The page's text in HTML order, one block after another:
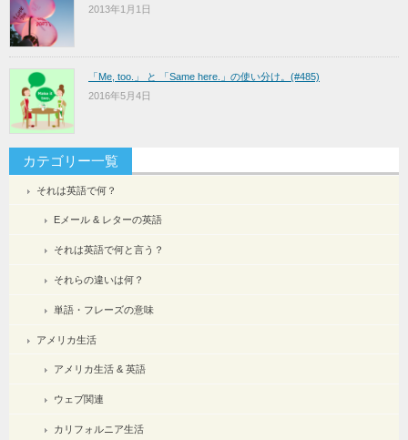
2013年1月1日
「Me, too.」 と 「Same here.」の使い分け。(#485)
2016年5月4日
カテゴリー一覧
それは英語で何？
Eメール & レターの英語
それは英語で何と言う？
それらの違いは何？
単語・フレーズの意味
アメリカ生活
アメリカ生活 & 英語
ウェブ関連
カリフォルニア生活